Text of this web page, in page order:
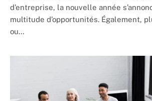
d’entreprise, la nouvelle année
multitude d’opportunités. Également,
ou…